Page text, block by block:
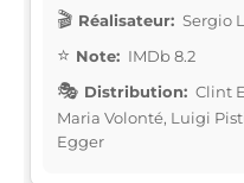
Réalisateur: Sergio
Note: IMDb 8.2
Distribution: Clint
Maria Volonté, Luigi
Egger